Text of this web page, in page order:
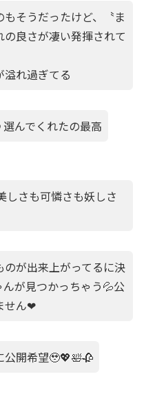
そうだったけど、〝ま
良さが凄い発揮されて
溢れ過ぎてる
んでくれたの最高
しさも可憐さも妖しさ
が出来上がってるに決
が見つかっちゃう💦公
せん❤
公開希望🥹💖🛀🥀